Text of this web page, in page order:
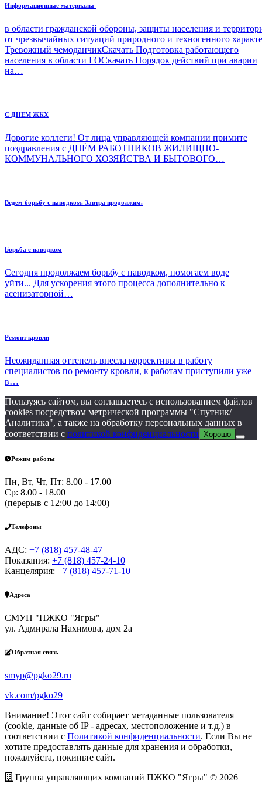
Информационные материалы
в области гражданской обороны, защиты населения и
от чрезвычайных ситуаций природного и техногенного
Тревожный чемоданчикСкачать Подготовка работающего
населения в области ГОСкачать Порядок действий при аварии
на…
С ДНЕМ ЖКХ
Дорогие коллеги! От лица управляющей компании примите
поздравления с ДНЁМ РАБОТНИКОВ ЖИЛИЩНО-
КОММУНАЛЬНОГО ХОЗЯЙСТВА И БЫТОВОГО…
Ведем борьбу с паводком. Завтра продолжим.
Борьба с паводком
Сегодня продолжаем борьбу с паводком, помогаем воде
уйти... Для ускорения этого процесса дополнительно к
асенизаторной…
Ремонт кровли
Неожиданная оттепель внесла коррективы в работу
специалистов по ремонту кровли, к работам приступили уже
в…
Пользуясь сайтом, вы соглашаетесь с использованием файлов
cookies посредством метрической программы "Спутник/
Аналитика", а также на обработку персональных данных в
соответствии с политикой конфиденциальности Хорошо
Режим работы
Пн, Вт, Чт, Пт: 8.00 - 17.00
Ср: 8.00 - 18.00
(перерыв с 12:00 до 14:00)
Телефоны
АДС: +7 (818) 457-48-47
Показания: +7 (818) 457-24-10
Канцелярия: +7 (818) 457-71-10
Адреса
СМУП "ПЖКО "Ягры"
ул. Адмирала Нахимова, дом 2а
Обратная связь
smyp@pgko29.ru
vk.com/pgko29
Внимание! Этот сайт собирает метаданные пользователя
(cookie, данные об IP - адресах, местоположение и т.д.) в
соответствии с Политикой конфиденциальности. Если Вы не
хотите предоставлять данные для хранения и обработки,
пожалуйста, покиньте сайт.
Группа управляющих компаний ПЖКО "Ягры" © 2026